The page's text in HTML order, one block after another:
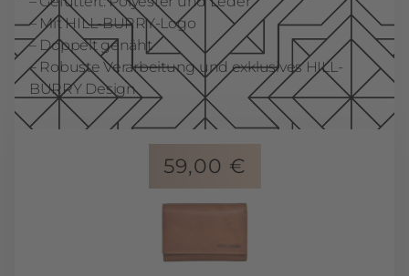
– Mit HILL-BURRY-Logo
– Doppelt genäht
– Robuste Verarbeitung und exklusives HILL-
BURRY Design
59,00 €